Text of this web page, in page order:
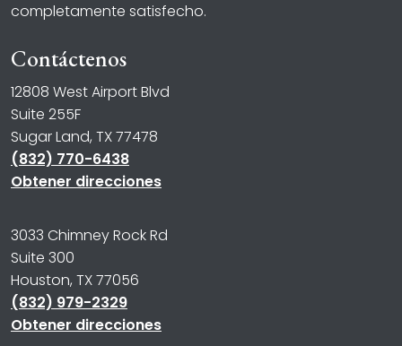
completamente satisfecho.
Contáctenos
12808 West Airport Blvd
Suite 255F
Sugar Land, TX 77478
(832) 770-6438
Obtener direcciones
3033 Chimney Rock Rd
Suite 300
Houston, TX 77056
(832) 979-2329
Obtener direcciones